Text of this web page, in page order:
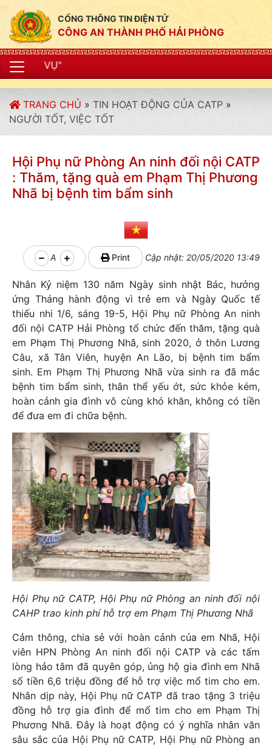
CỔNG THÔNG TIN ĐIỆN TỬ
CÔNG AN THÀNH PHỐ HẢI PHÒNG
TRANG CHỦ » TIN HOẠT ĐỘNG CỦA CATP »
NGƯỜI TỐT, VIỆC TỐT
Hội Phụ nữ Phòng An ninh đối nội CATP
: Thăm, tặng quà em Phạm Thị Phương
Nhã bị bệnh tim bẩm sinh
A Print Cập nhật: 20/05/2020 13:49
Nhân Kỷ niệm 130 năm Ngày sinh nhật Bác, hưởng
ứng Tháng hành động vì trẻ em và Ngày Quốc tế
thiếu nhi 1/6, sáng 19-5, Hội Phụ nữ Phòng An ninh
đối nội CATP Hải Phòng tổ chức đến thăm, tặng quà
em Phạm Thị Phương Nhã, sinh 2020, ở thôn Lương
Câu, xã Tân Viên, huyện An Lão, bị bệnh tim bẩm
sinh. Em Phạm Thị Phương Nhã vừa sinh ra đã mắc
bệnh tim bẩm sinh, thân thể yếu ớt, sức khỏe kém,
hoàn cảnh gia đình vô cùng khó khăn, không có tiền
để đưa em đi chữa bệnh.
Hội Phụ nữ CATP, Hội Phụ nữ Phòng an ninh đối nội
CAHP trao kinh phí hỗ trợ em Phạm Thị Phương Nhã
Cảm thông, chia sẻ với hoàn cảnh của em Nhã, Hội
viên HPN Phòng An ninh đối nội CATP và các tấm
lòng hảo tâm đã quyên góp, ủng hộ gia đình em Nhã
số tiền 6,6 triệu đồng để hỗ trợ việc mổ tim cho em.
Nhân dịp này, Hội Phụ nữ CATP đã trao tặng 3 triệu
đồng hỗ trợ gia đình để mổ tim cho em Phạm Thị
Phương Nhã. Đây là hoạt động có ý nghĩa nhân văn
sâu sắc của Hội Phụ nữ CATP, Hội Phụ nữ Phòng an